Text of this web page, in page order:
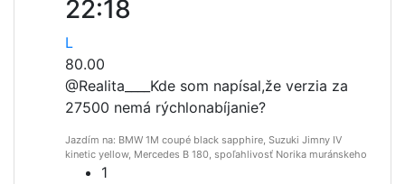
22:18
L
80.00
@Realita____ Kde som napísal,že verzia za
27500 nemá rýchlonabíjanie?
Jazdím na: BMW 1M coupé black sapphire, Suzuki Jimny IV
kinetic yellow, Mercedes B 180, spoľahlivosť Norika muránskeho
1